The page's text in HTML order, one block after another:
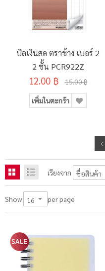
บิลเงินสด ตราช้าง เบอร์ 2
2 ชั้น PCR922Z
12.00 ฿ 15.00 ฿
เพิ่มในตะกร้า
เรียงจาก
Show per page